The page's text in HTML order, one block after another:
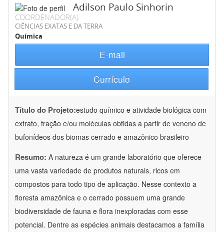
Adilson Paulo Sinhorin
COORDENADOR(A)
CIÊNCIAS EXATAS E DA TERRA
Química
E-mail
Currículo
Título do Projeto:estudo químico e atividade biológica com
extrato, fração e/ou moléculas obtidas a partir de veneno de
bufonídeos dos biomas cerrado e amazônico brasileiro
Resumo: A natureza é um grande laboratório que oferece
uma vasta variedade de produtos naturais, ricos em
compostos para todo tipo de aplicação. Nesse contexto a
floresta amazônica e o cerrado possuem uma grande
biodiversidade de fauna e flora inexploradas com esse
potencial. Dentre as espécies animais destacamos a família